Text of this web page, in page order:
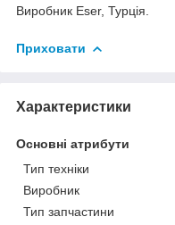
Виробник Eser, Турція.
Приховати
Характеристики
Основні атрибути
Тип техніки
Виробник
Тип запчастини